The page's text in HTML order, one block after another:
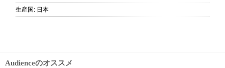
生産国 : 日本
Audienceのオススメ